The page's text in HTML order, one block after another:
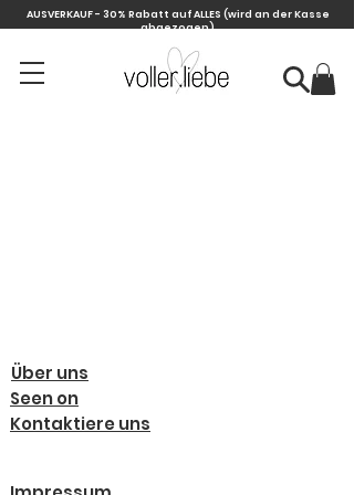
AUSVERKAUF - 30% Rabatt auf ALLES (wird an der Kasse
abgezogen)
Über uns
Seen on
Kontaktiere uns